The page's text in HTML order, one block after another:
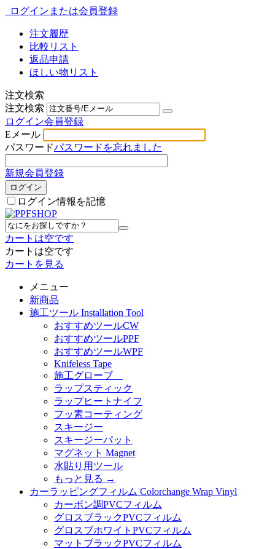
ログインまたは会員登録
注文履歴
比較リスト
返品申請
ほしい物リスト
注文検索
注文検索
ログイン会員登録
Eメール
パスワードパスワードを忘れました
新規会員登録
ログイン
ログイン情報を記憶
カートは空です
カートは空です
カートを見る
メニュー
新商品
施工ツール Installation Tool
おすすめツールCW
おすすめツールPPF
おすすめツールWPF
Knifeless Tape
施工グローブ
ラップスティック
ラップヒートナイフ
フッ素コーティング
スキージー
スキージーパット
マグネット Magnet
水貼り用ツール
もっと見る →
カーラッピングフィルム Colorchange Wrap Vinyl
カーボン調PVCフィルム
グロスブラックPVCフィルム
グロスブホワイトPVCフィルム
マットブラックPVCフィルム